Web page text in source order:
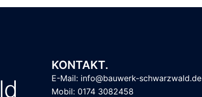
KONTAKT.
E-Mail: info@bauwerk-schwarzwald.de
Mobil: 0174 3082458